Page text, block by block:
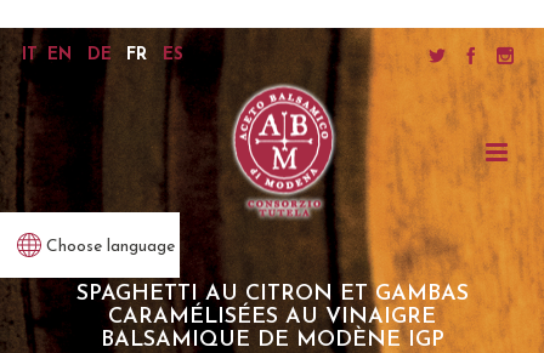
Choose language
SPAGHETTI AU CITRON ET GAMBAS
CARAMÉLISÉES AU VINAIGRE
BALSAMIQUE DE MODÈNE IGP
IT EN DE FR ES